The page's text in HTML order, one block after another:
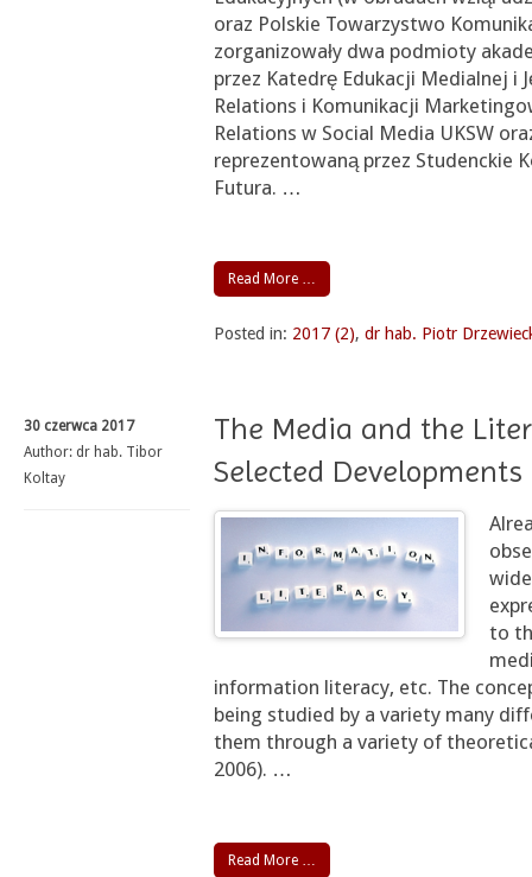
oraz Polskie Towarzystwo
zorganizowały dwa podmioty
przez Katedrę Edukacji Medialnej i
Relations i Komunikacji
Relations w Social Media UKSW
reprezentowaną przez Studenckie
Futura. …
Read More …
Posted in: 2017 (2), dr hab. Piotr
30 czerwca 2017
Author: dr hab. Tibor
Koltay
The Media and the
Selected Developments
to
information literacy, etc. The
being studied by a variety many
them through a variety of
2006). …
Read More …